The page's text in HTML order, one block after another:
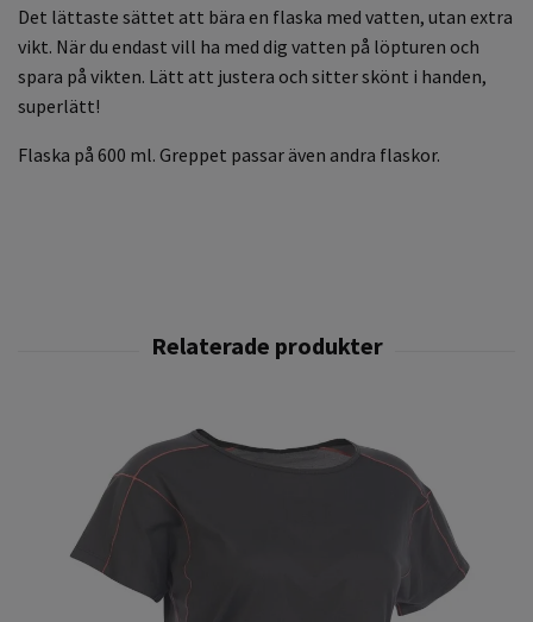
Det lättaste sättet att bära en flaska med vatten, utan extra
vikt. När du endast vill ha med dig vatten på löpturen och
spara på vikten. Lätt att justera och sitter skönt i handen,
superlätt!
Flaska på 600 ml. Greppet passar även andra flaskor.